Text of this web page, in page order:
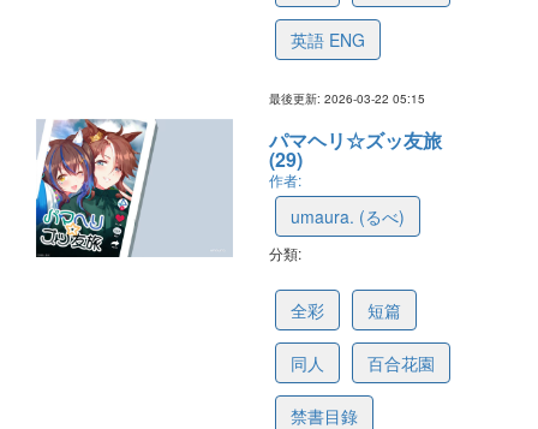
英語 ENG
最後更新: 2026-03-22 05:15
パマヘリ☆ズッ友旅
(29)
作者:
umaura. (るべ)
分類:
全彩 短篇
同人 百合花園
禁書目錄